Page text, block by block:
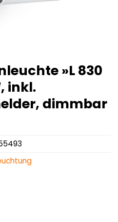
»L 830
inkl.
dimmbar